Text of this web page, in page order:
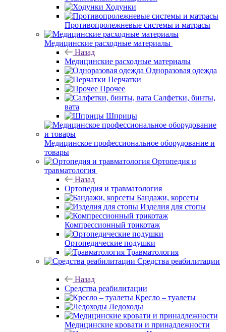
Ходунки
Противопролежневые системы и матрасы
Медицинские расходные материалы
Назад
Медицинские расходные материалы
Одноразовая одежда
Перчатки
Прочее
Салфетки, бинты,
вата
Шприцы
Медицинское профессиональное оборудование и
товары
Ортопедия и
травматология
Назад
Ортопедия и травматология
Бандажи, корсеты
Изделия для стопы
Компрессионный трикотаж
Ортопедические подушки
Травматология
Средства реабилитации
Назад
Средства реабилитации
Кресло – туалеты
Ледоходы
Медицинские кровати и принадлежности